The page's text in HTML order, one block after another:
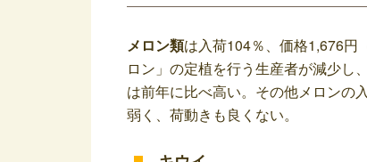
メロン類は入荷104％、価格1,676円
ロン」の定植を行う生産者が減少し
は前年に比べ高い。その他メロンの
弱く、荷動きも良くない。